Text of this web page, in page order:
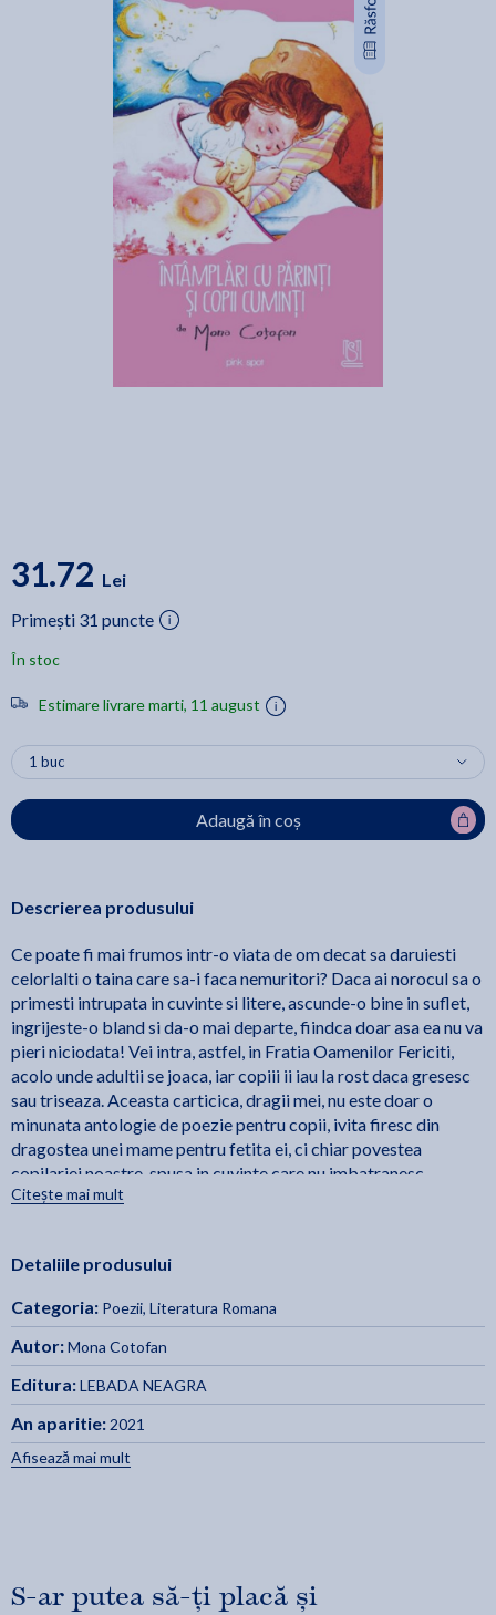
31.72 Lei
Primești 31 puncte
În stoc
Estimare livrare marti, 11 august
Adaugă în coș
Descrierea produsului
Ce poate fi mai frumos intr-o viata de om decat sa daruiesti
celorlalti o taina care sa-i faca nemuritori? Daca ai norocul sa o
primesti intrupata in cuvinte si litere, ascunde-o bine in suflet,
ingrijeste-o bland si da-o mai departe, fiindca doar asa ea nu va
pieri niciodata! Vei intra, astfel, in Fratia Oamenilor Fericiti,
acolo unde adultii se joaca, iar copiii ii iau la rost daca gresesc
sau triseaza. Aceasta carticica, dragii mei, nu este doar o
minunata antologie de poezie pentru copii, ivita firesc din
dragostea unei mame pentru fetita ei, ci chiar povestea
copilariei noastre, spusa in cuvinte care nu imbatranesc
niciodata si de care nu ai cum sa te plictisesti, fiindca sunt
nuferi, feti-frumosi si, mai ales, bunici sfatosi care dau cu gratie
aceasta fratie, acasa sau la scoala - unde chiar tu, micule cititor,
esti in rolul principal -, pot depune marturie ca povestea te va
captiva si te va amuza cum nu-ti imaginezi. Ai incredere in
mine! - Mihaela Dobos
Citește mai mult
Detaliile produsului
Categoria: Poezii, Literatura Romana
Autor:Mona Cotofan
Editura:LEBADA NEAGRA
An aparitie: 2021
Afisează mai mult
S-ar putea să-ți placă și